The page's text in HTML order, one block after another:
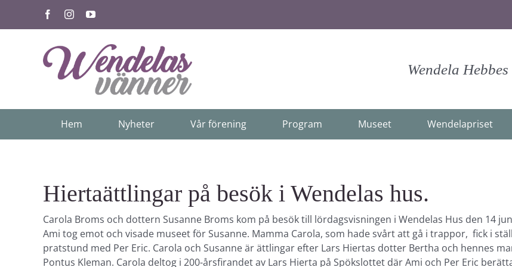
FacebookInstagramYouTube
Wendela
Hem Nyheter Vår förening Program Museet Wendelapriset
Hiertaättlingar på besök i Wendelas hus.
Carola Broms och dottern Susanne Broms kom på besök till lördagsvisningen i Wendelas Hus den 14
Ami tog emot och visade museet för Susanne. Mamma Carola, som hade svårt att gå i trappor, fick i
pratstund med Per Eric. Carola och Susanne är ättlingar efter Lars Hiertas dotter Bertha och hennes
Pontus Kleman. Carola deltog i 200-årsfirandet av Lars Hierta på Spökslottet där Ami och Per Eric